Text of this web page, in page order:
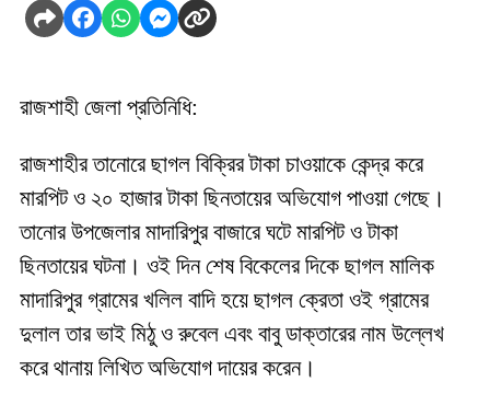
রাজশাহী জেলা প্রতিনিধি:
রাজশাহীর তানোরে ছাগল বিক্রির টাকা চাওয়াকে কেন্দ্র করে
মারপিট ও ২০ হাজার টাকা ছিনতায়ের অভিযোগ পাওয়া গেছে।
তানোর উপজেলার মাদারিপুর বাজারে ঘটে মারপিট ও টাকা
ছিনতায়ের ঘটনা। ওই দিন শেষ বিকেলের দিকে ছাগল মালিক
মাদারিপুর গ্রামের খলিল বাদি হয়ে ছাগল ক্রেতা ওই গ্রামের
দুলাল তার ভাই মিঠু ও রুবেল এবং বাবু ডাক্তারের নাম উল্লেখ
করে থানায় লিখিত অভিযোগ দায়ের করেন।